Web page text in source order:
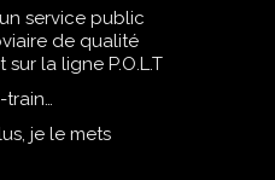
service public
de qualité
la ligne P.O.L.T
train…
je le mets